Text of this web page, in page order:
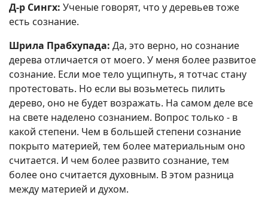
Д-р Сингх: Ученые говорят, что у деревьев тоже
есть сознание.
Шрила Прабхупада: Да, это верно, но сознание
дерева отличается от моего. У меня более развитое
сознание. Если мое тело ущипнуть, я тотчас стану
протестовать. Но если вы возьметесь пилить
дерево, оно не будет возражать. На самом деле все
на свете наделено сознанием. Вопрос только - в
какой степени. Чем в большей степени сознание
покрыто материей, тем более материальным оно
считается. И чем более развито сознание, тем
более оно считается духовным. В этом разница
между материей и духом.